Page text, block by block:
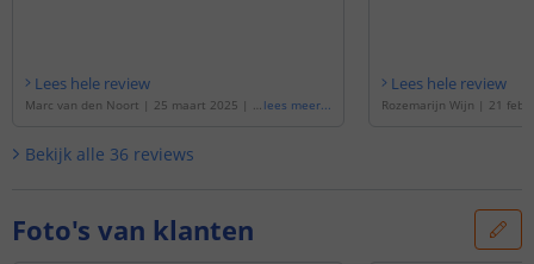
Lees hele review
Marc van den Noort | 25 maart 2025 |
- Werkt met IKEA Tradfri, Osram Lightify,
lees meer...
Lees hele review
Rozemarijn Wijn | 21
Bekijk alle 36 reviews
Foto's van klanten